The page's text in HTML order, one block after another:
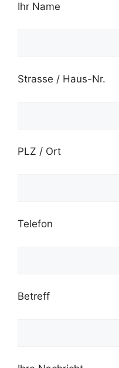
Ihr Name
Strasse / Haus-Nr.
PLZ / Ort
Telefon
Betreff